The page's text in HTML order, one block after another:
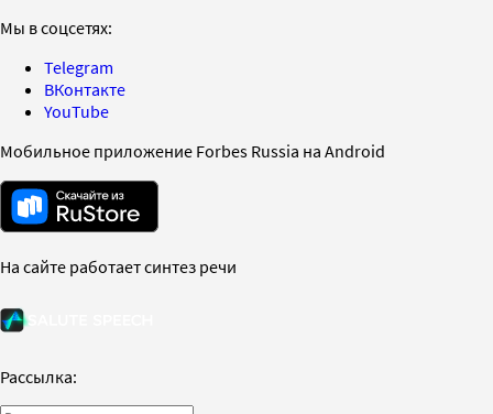
Мы в соцсетях:
Telegram
ВКонтакте
YouTube
Мобильное приложение Forbes Russia на Android
На сайте работает синтез речи
Рассылка: